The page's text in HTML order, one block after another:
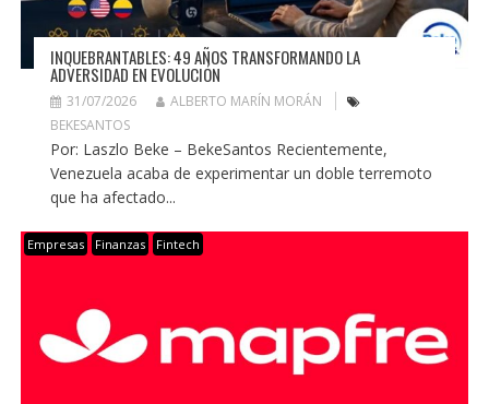
INQUEBRANTABLES: 49 AÑOS TRANSFORMANDO LA
ADVERSIDAD EN EVOLUCIÓN
31/07/2026
ALBERTO MARÍN MORÁN
BEKESANTOS
Por: Laszlo Beke – BekeSantos Recientemente,
Venezuela acaba de experimentar un doble terremoto
que ha afectado...
Empresas Finanzas Fintech